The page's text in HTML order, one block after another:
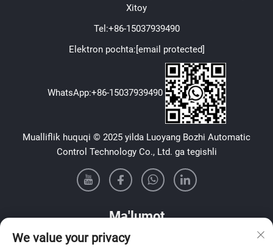
Xitoy
Tel:+86-15037939490
Elektron pochta: [email protected]
WhatsApp:+86-15037939490
Mualliflik huquqi © 2025 yilda Luoyang Bozhi Automatic
Control Technology Co., Ltd. ga tegishli
Ma'lumot
Haftalik yangiliklarimizni olish uchun ro'yxatdan o'ting
We value your privacy